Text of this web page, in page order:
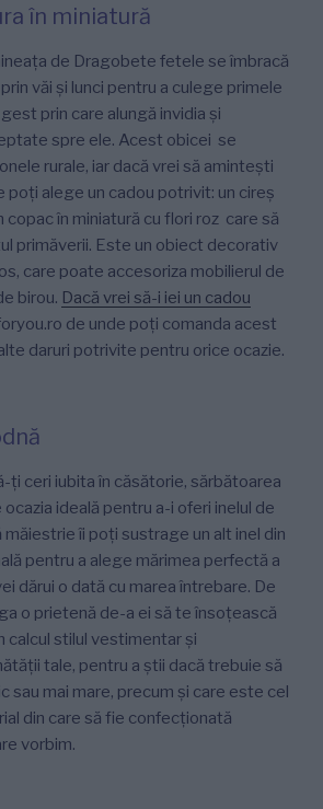
în miniatură
de Dragobete fetele se îmbracă
văi și lunci pentru a culege primele
prin care alungă invidia și
spre ele. Acest obicei se
rurale, iar dacă vrei să amintești
poți alege un cadou potrivit: un cireș
copac în miniatură cu flori roz care să
primăverii. Este un obiect decorativ
care poate accesoriza mobilierul de
birou. Dacă vrei să-i iei un cadou
de unde poți comanda acest
daruri potrivite pentru orice ocazie.
ți ceri iubita în căsătorie, sărbătoarea
ideală pentru a-i oferi inelul de
măiestrie îi poți sustrage un alt inel din
pentru a alege mărimea perfectă a
dărui o dată cu marea întrebare. De
o prietenă de-a ei să te însoțească
calcul stilul vestimentar și
tale, pentru a știi dacă trebuie să
sau mai mare, precum și care este cel
din care să fie confecționată
vorbim.